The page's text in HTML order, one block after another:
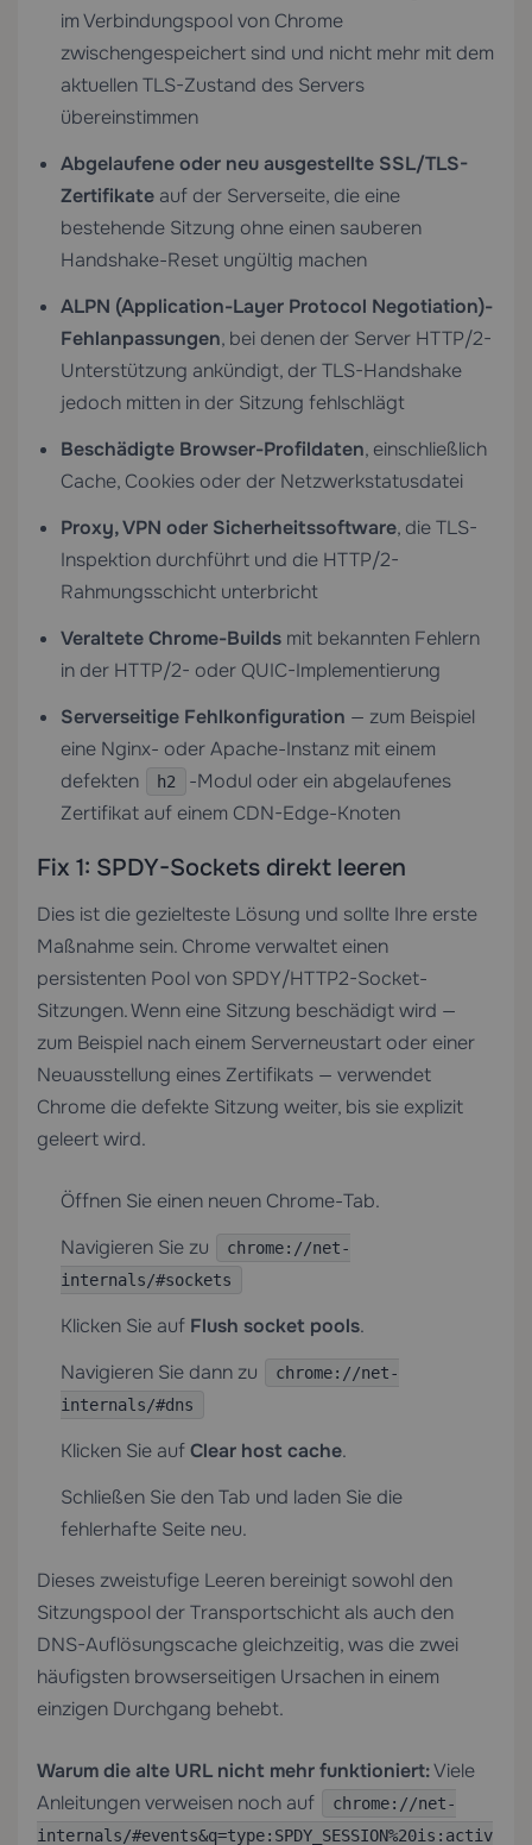
im Verbindungspool von Chrome
zwischengespeichert sind und nicht mehr mit dem
aktuellen TLS-Zustand des Servers
übereinstimmen
Abgelaufene oder neu ausgestellte SSL/TLS-
Zertifikate auf der Serverseite, die eine
bestehende Sitzung ohne einen sauberen
Handshake-Reset ungültig machen
ALPN (Application-Layer Protocol Negotiation)-
Fehlanpassungen, bei denen der Server HTTP/2-
Unterstützung ankündigt, der TLS-Handshake
jedoch mitten in der Sitzung fehlschlägt
Beschädigte Browser-Profildaten, einschließlich
Cache, Cookies oder der Netzwerkstatusdatei
Proxy, VPN oder Sicherheitssoftware, die TLS-
Inspektion durchführt und die HTTP/2-
Rahmungsschicht unterbricht
Veraltete Chrome-Builds mit bekannten Fehlern
in der HTTP/2- oder QUIC-Implementierung
Serverseitige Fehlkonfiguration — zum Beispiel
eine Nginx- oder Apache-Instanz mit einem
defekten
h2
-Modul oder ein abgelaufenes
Zertifikat auf einem CDN-Edge-Knoten
Fix 1: SPDY-Sockets direkt leeren
Dies ist die gezielteste Lösung und sollte Ihre erste
Maßnahme sein. Chrome verwaltet einen
persistenten Pool von SPDY/HTTP2-Socket-
Sitzungen. Wenn eine Sitzung beschädigt wird —
zum Beispiel nach einem Serverneustart oder einer
Neuausstellung eines Zertifikats — verwendet
Chrome die defekte Sitzung weiter, bis sie explizit
geleert wird.
Öffnen Sie einen neuen Chrome-Tab.
Navigieren Sie zu
chrome://net-
internals/#sockets
Klicken Sie auf Flush socket pools.
Navigieren Sie dann zu
chrome://net-
internals/#dns
Klicken Sie aufClear host cache.
Schließen Sie den Tab und laden Sie die
fehlerhafte Seite neu.
Dieses zweistufige Leeren bereinigt sowohl den
Sitzungspool der Transportschicht als auch den
DNS-Auflösungscache gleichzeitig, was die zwei
häufigsten browserseitigen Ursachen in einem
einzigen Durchgang behebt.
Warum die alte URL nicht mehr funktioniert:Viele
Anleitungen verweisen noch auf
chrome://net-
internals/#events&q=type:SPDY_SESSION%20is:activ